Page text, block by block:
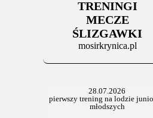
06.07.2025
Stowarzyszenie po Walnym
TRENINGI
MECZE
ŚLIZGAWKI
mosirkrynica.pl